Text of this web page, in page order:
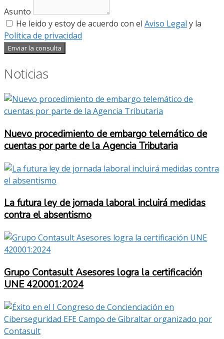
Asunto
He leido y estoy de acuerdo con el Aviso Legal y la
Política de privacidad
Enviar la consulta
Noticias
Nuevo procedimiento de embargo telemático de
cuentas por parte de la Agencia Tributaria
La futura ley de jornada laboral incluirá medidas
contra el absentismo
Grupo Contasult Asesores logra la certificación
UNE 420001:2024